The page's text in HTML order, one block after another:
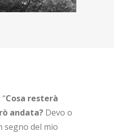
Cosa resterà
andata? Devo o
segno del mio